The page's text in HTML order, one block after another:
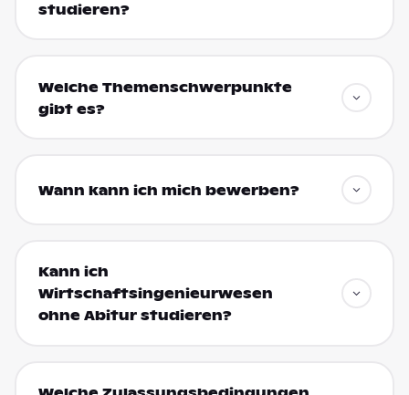
studieren?
Welche Themenschwerpunkte
gibt es?
Wann kann ich mich bewerben?
Kann ich
Wirtschaftsingenieurwesen
ohne Abitur studieren?